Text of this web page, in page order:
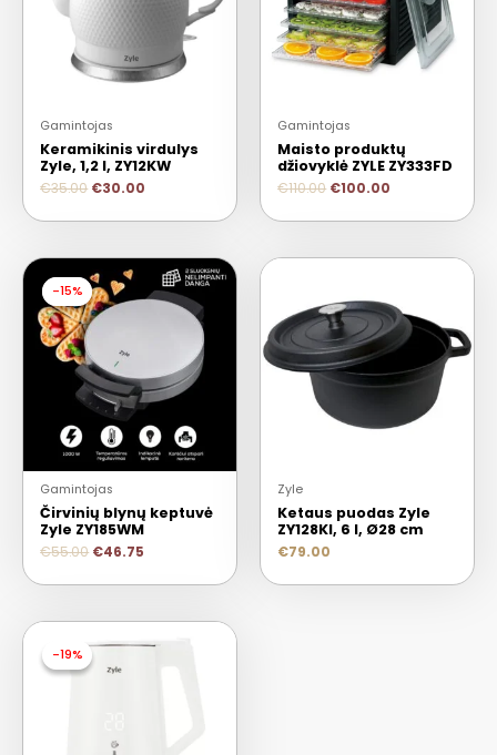
Gamintojas
Keramikinis virdulys
Zyle, 1,2 l, ZY12KW
€35.00 €30.00
Gamintojas
Maisto produktų
džiovyklė ZYLE ZY333FD
€110.00 €100.00
-15%
-15%
Gamintojas
Čirvinių blynų keptuvė
Zyle ZY185WM
€55.00 €46.75
Zyle
Ketaus puodas Zyle
ZY128KI, 6 l, Ø28 cm
€79.00
-19%
-19%